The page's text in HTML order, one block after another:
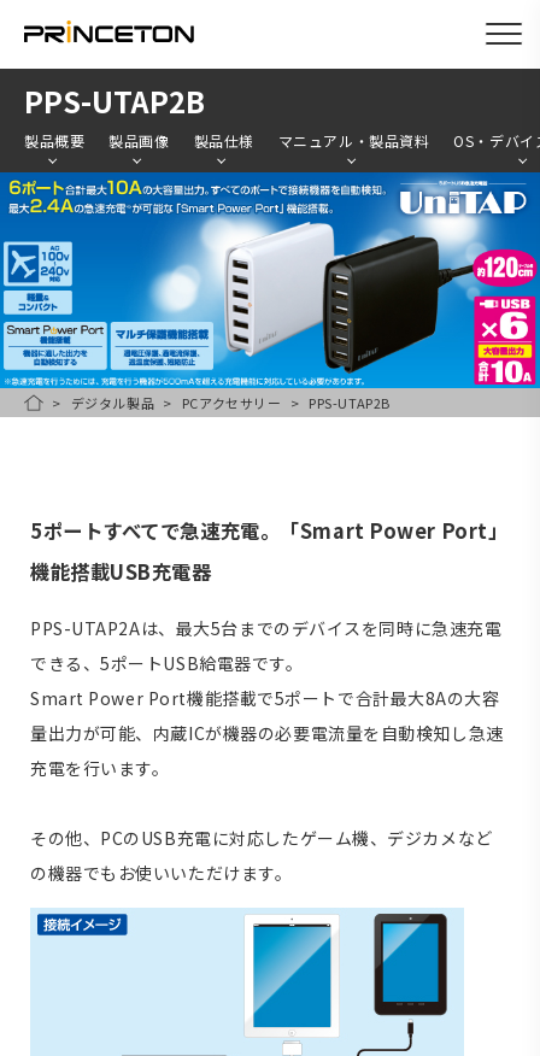
コ
テ
ン
ツ
に
PPS-UTAP2B
製品概要 製品画像 製品仕様 マニュアル・製品資料 OS・デバイ
HOMEデジタル製品 PCアクセサリー PPS-UTAP2B
5ポートすべてで急速充電。「Smart Power Port」
機能搭載USB充電器
PPS-UTAP2Aは、最大5台までのデバイスを同時に急速充電
できる、5ポートUSB給電器です。
Smart Power Port機能搭載で5ポートで合計最大8Aの大容
量出力が可能、内蔵ICが機器の必要電流量を自動検知し急速
充電を行います。
その他、PCのUSB充電に対応したゲーム機、デジカメなど
の機器でもお使いいただけます。